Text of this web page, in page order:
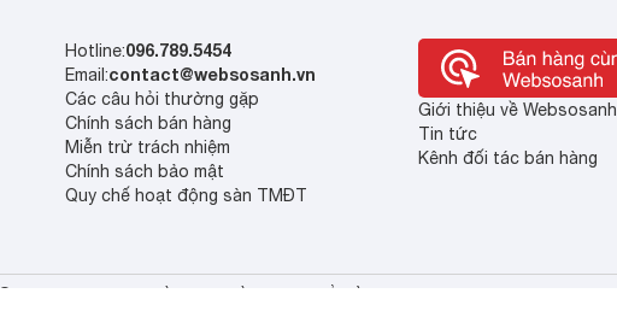
Hotline:096.789.5454
Email:contact@websosanh.vn
Các câu hỏi thường gặp
Chính sách bán hàng
Miễn trừ trách nhiệm
Chính sách bảo mật
Quy chế hoạt động sàn TMĐT
Giới thiệu về Websosanh
Tin tức
Kênh đối tác bán hàng
© 2013 - 2023 Bản quyền thuộc về Công ty cổ phần So Sánh Việt Nam